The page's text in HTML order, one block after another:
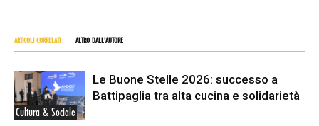
ARTICOLI CORRELATI ALTRO DALL'AUTORE
Cultura & Sociale
Le Buone Stelle 2026: successo a
Battipaglia tra alta cucina e solidarietà